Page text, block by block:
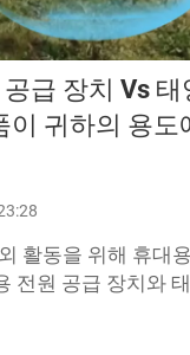
급 장치 Vs 태
이 귀하의 용도
활동을 위해 휴대
전원 공급 장치와
지 여러 가지 옵션을
다. 이 두 옵션 각각